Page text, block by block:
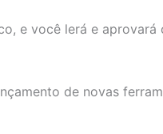
e você lerá e aprovará
de novas